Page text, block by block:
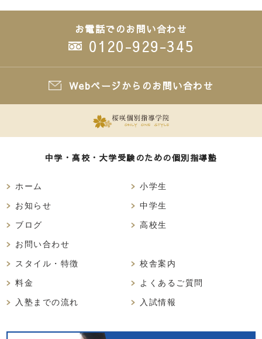
お電話でのお問い合わせ
0120-929-345
Webページからのお問い合わせ
中学・高校・大学受験のための個別指導塾
ホーム
お知らせ
ブログ
お問い合わせ
小学生
中学生
高校生
スタイル・特徴
料金
入塾までの流れ
校舎案内
よくあるご質問
入試情報